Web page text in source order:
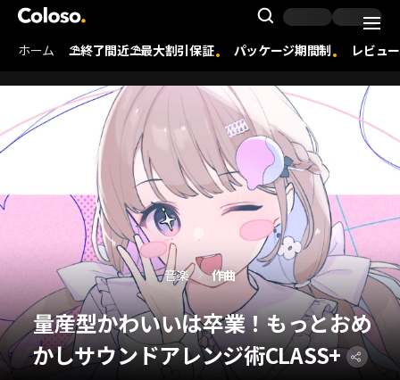
Coloso. | コロソ.
Search
Coloso Menu
ホーム ⛱️終了間近⛱️最大割引保証 パッケージ期間制 レビュー
量産型かわいいは卒業！もっとおめ
かしサウンドアレンジ術CLASS+
音楽 作曲